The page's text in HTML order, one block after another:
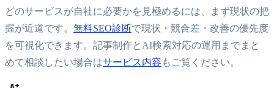
どのサービスが自社に必要かを見極めるには、まず現状の把
握が近道です。 無料SEO診断で現状・競合差・改善の優先度
を可視化できます。記事制作とAI検索対応の運用までまと
めて相談したい場合はサービス内容 もご覧ください。